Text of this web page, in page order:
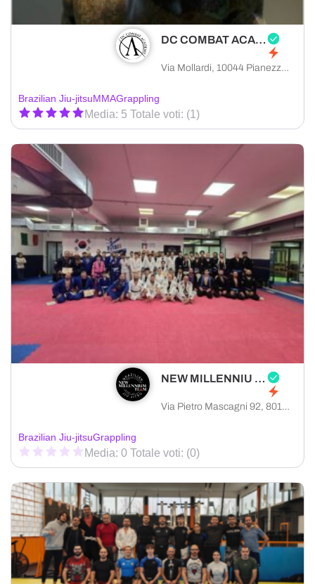
DC COMBAT ACADEMY
Via Mollardi, 10044 Pianezza città metropolitana di Torino, Italia
Brazilian Jiu-jitsuMMAGrappling
Media: 5 Totale voti: (1)
NEW MILLENNIU TEAM
Via Pietro Mascagni 92, 80128 Napoli città metropolitana di Napoli, Italia
Brazilian Jiu-jitsuGrappling
Media: 0 Totale voti: (0)